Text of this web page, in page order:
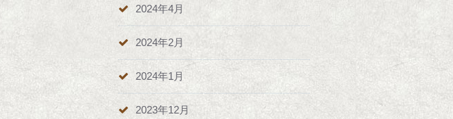
2024年4月
2024年2月
2024年1月
2023年12月